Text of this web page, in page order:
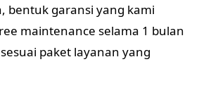
bentuk garansi yang kami
maintenance selama 1 bulan
paket layanan yang